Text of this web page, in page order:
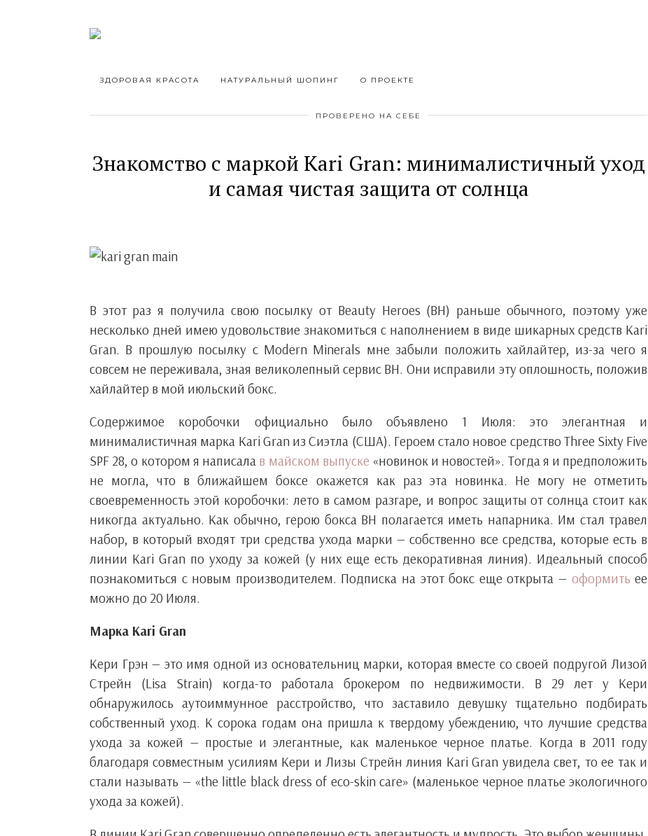
ЗДОРОВАЯ КРАСОТА НАТУРАЛЬНЫЙ ШОПИНГ О ПРОЕКТЕ
ПРОВЕРЕНО НА СЕБЕ
Знакомство с маркой Kari Gran: минималистичный уход
и самая чистая защита от солнца
В этот раз я получила свою посылку от Beauty Heroes (BH) раньше обычного, поэтому уже
несколько дней имею удовольствие знакомиться с наполнением в виде шикарных средств Kari
Gran. В прошлую посылку с Modern Minerals мне забыли положить хайлайтер, из-за чего я
совсем не переживала, зная великолепный сервис BH. Они исправили эту оплошность, положив
хайлайтер в мой июльский бокс.
Содержимое коробочки официально было объявлено 1 Июля: это элегантная и
минималистичная марка Kari Gran из Сиэтла (США). Героем стало новое средство Three Sixty Five
SPF 28, о котором я написала в майском выпуске «новинок и новостей». Тогда я и предположить
не могла, что в ближайшем боксе окажется как раз эта новинка. Не могу не отметить
своевременность этой коробочки: лето в самом разгаре, и вопрос защиты от солнца стоит как
никогда актуально. Как обычно, герою бокса BH полагается иметь напарника. Им стал травел
набор, в который входят три средства ухода марки — собственно все средства, которые есть в
линии Kari Gran по уходу за кожей (у них еще есть декоративная линия). Идеальный способ
познакомиться с новым производителем. Подписка на этот бокс еще открыта — оформить ее
можно до 20 Июля.
Марка Kari Gran
Кери Грэн — это имя одной из основательниц марки, которая вместе со своей подругой Лизой
Стрейн (Lisa Strain) когда-то работала брокером по недвижимости. В 29 лет у Кери
обнаружилось аутоиммунное расстройство, что заставило девушку тщательно подбирать
собственный уход. К сорока годам она пришла к твердому убеждению, что лучшие средства
ухода за кожей — простые и элегантные, как маленькое черное платье. Когда в 2011 году
благодаря совместным усилиям Кери и Лизы Стрейн линия Kari Gran увидела свет, то ее так и
стали называть — «the little black dress of eco-skin care» (маленькое черное платье экологичного
ухода за кожей).